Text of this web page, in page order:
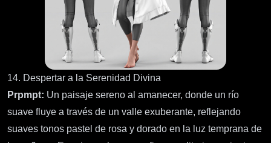
14. Despertar a la Serenidad Divina
Prpmpt: Un paisaje sereno al amanecer, donde un río
suave fluye a través de un valle exuberante, reflejando
suaves tonos pastel de rosa y dorado en la luz temprana de